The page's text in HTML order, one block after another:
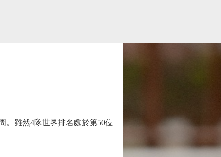
雖然4隊世界排名處於第50位